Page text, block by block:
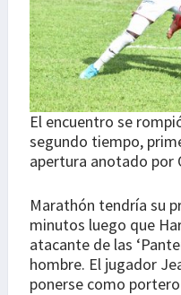
El encuentro se
segundo tiempo,
apertura anotado por
Marathón tendría su
minutos luego que
atacante de las
hombre. El jugador
ponerse como